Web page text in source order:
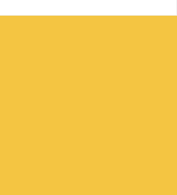
Agência SP) A mostra, que